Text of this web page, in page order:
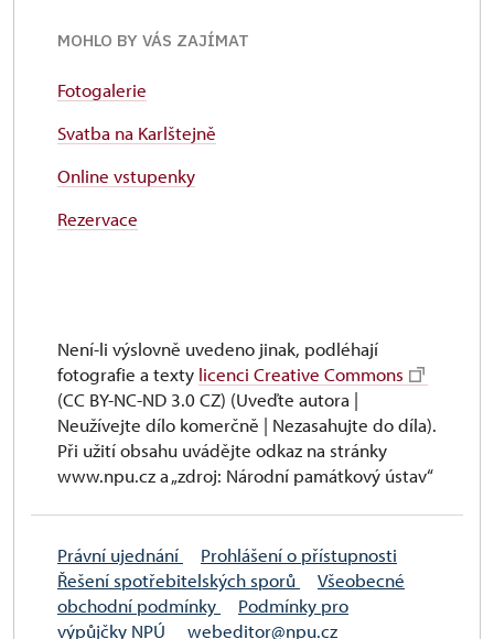
MOHLO BY VÁS ZAJÍMAT
Fotogalerie
Svatba na Karlštejně
Online vstupenky
Rezervace
Není-li výslovně uvedeno jinak, podléhají
fotografie a texty licenci Creative Commons
(CC BY-NC-ND 3.0 CZ) (Uveďte autora |
Neužívejte dílo komerčně | Nezasahujte do díla).
Při užití obsahu uvádějte odkaz na stránky
www.npu.cz a „zdroj: Národní památkový ústav“
Právní ujednání
Prohlášení o přístupnosti
Řešení spotřebitelských sporů
Všeobecné
obchodní podmínky
Podmínky pro
výpůjčky NPÚ
webeditor@npu.cz